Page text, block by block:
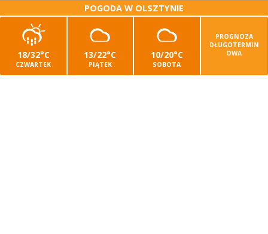
POGODA W OLSZTYNIE
18/32°C
CZWARTEK
13/22°C
PIĄTEK
10/20°C
SOBOTA
PROGNOZA
DŁUGOTERMIN
OWA